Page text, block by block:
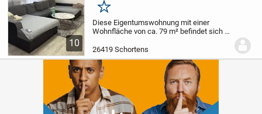
10
Merken
Diese Eigentumswohnung mit einer
Wohnfläche von ca. 79 m² befindet sich in
Wohneinheiten in Schortens. Die
Wohnung ist seit dem 01.05.2026 frei und
eignet sich für...
26419 Schortens